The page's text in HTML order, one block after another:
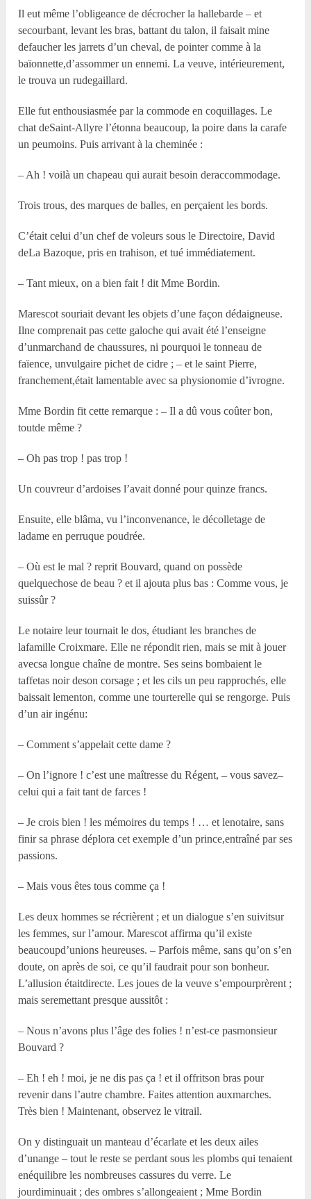
Il eut même l’obligeance de décrocher la hallebarde – et
secourbant, levant les bras, battant du talon, il faisait mine
defaucher les jarrets d’un cheval, de pointer comme à la
baïonnette,d’assommer un ennemi. La veuve, intérieurement,
le trouva un rudegaillard.
Elle fut enthousiasmée par la commode en coquillages. Le
chat deSaint-Allyre l’étonna beaucoup, la poire dans la carafe
un peumoins. Puis arrivant à la cheminée :
– Ah ! voilà un chapeau qui aurait besoin deraccommodage.
Trois trous, des marques de balles, en perçaient les bords.
C’était celui d’un chef de voleurs sous le Directoire, David
deLa Bazoque, pris en trahison, et tué immédiatement.
– Tant mieux, on a bien fait ! dit Mme Bordin.
Marescot souriait devant les objets d’une façon dédaigneuse.
Ilne comprenait pas cette galoche qui avait été l’enseigne
d’unmarchand de chaussures, ni pourquoi le tonneau de
faïence, unvulgaire pichet de cidre ; – et le saint Pierre,
franchement,était lamentable avec sa physionomie d’ivrogne.
Mme Bordin fit cette remarque : – Il a dû vous coûter bon,
toutde même ?
– Oh pas trop ! pas trop !
Un couvreur d’ardoises l’avait donné pour quinze francs.
Ensuite, elle blâma, vu l’inconvenance, le décolletage de
ladame en perruque poudrée.
– Où est le mal ? reprit Bouvard, quand on possède
quelquechose de beau ? et il ajouta plus bas : Comme vous, je
suissûr ?
Le notaire leur tournait le dos, étudiant les branches de
lafamille Croixmare. Elle ne répondit rien, mais se mit à jouer
avecsa longue chaîne de montre. Ses seins bombaient le
taffetas noir deson corsage ; et les cils un peu rapprochés, elle
baissait lementon, comme une tourterelle qui se rengorge. Puis
d’un air ingénu:
– Comment s’appelait cette dame ?
– On l’ignore ! c’est une maîtresse du Régent, – vous savez–
celui qui a fait tant de farces !
– Je crois bien ! les mémoires du temps ! … et lenotaire, sans
finir sa phrase déplora cet exemple d’un prince,entraîné par ses
passions.
– Mais vous êtes tous comme ça !
Les deux hommes se récrièrent ; et un dialogue s’en suivitsur
les femmes, sur l’amour. Marescot affirma qu’il existe
beaucoupd’unions heureuses. – Parfois même, sans qu’on s’en
doute, on après de soi, ce qu’il faudrait pour son bonheur.
L’allusion étaitdirecte. Les joues de la veuve s’empourprèrent ;
mais seremettant presque aussitôt :
– Nous n’avons plus l’âge des folies ! n’est-ce pasmonsieur
Bouvard ?
– Eh ! eh ! moi, je ne dis pas ça ! et il offritson bras pour
revenir dans l’autre chambre. Faites attention auxmarches.
Très bien ! Maintenant, observez le vitrail.
On y distinguait un manteau d’écarlate et les deux ailes
d’unange – tout le reste se perdant sous les plombs qui tenaient
enéquilibre les nombreuses cassures du verre. Le
jourdiminuait ; des ombres s’allongeaient ; Mme Bordin